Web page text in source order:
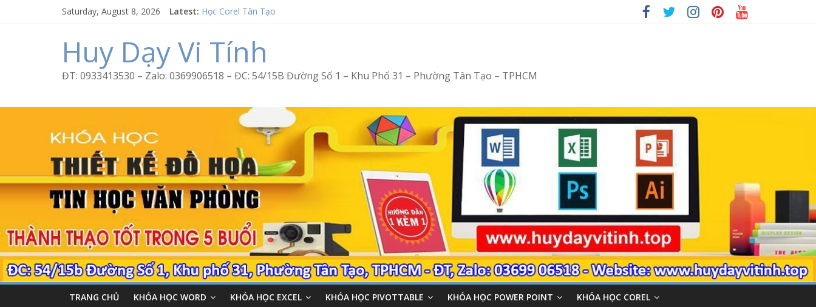
Saturday, August 8, 2026 Latest: Học Corel Tân Tạo
Excel Bình Trị Đông – Vi tính văn phòng cấp tốc
Word Bình Trị Đông – Tin học văn phòng cấp tốc
Huy Dạy Vi Tính
ĐT: 0933413530 – Zalo: 0369906518 – ĐC: 54/15B Đường Số 1 – Khu Phố 31 – Phường Tân Tạo – TPHCM
TRANG CHỦ KHÓA HỌC WORD KHÓA HỌC EXCEL KHÓA HỌC PIVOTTABLE KHÓA HỌC POWER POINT KHÓA HỌC COREL